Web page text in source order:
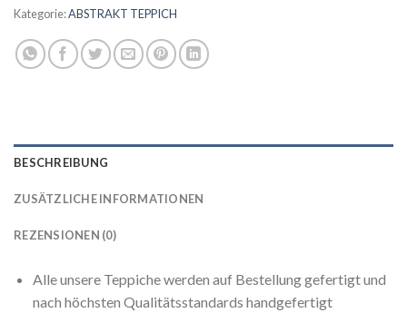
Kategorie:ABSTRAKT TEPPICH
BESCHREIBUNG
ZUSÄTZLICHE INFORMATIONEN
REZENSIONEN (0)
Alle unsere Teppiche werden auf Bestellung gefertigt und
nach höchsten Qualitätsstandards handgefertigt